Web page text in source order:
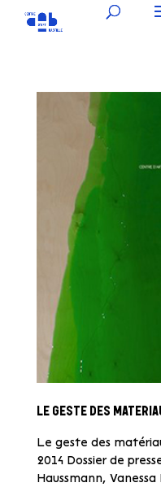
LE GESTE DES
Le geste des
2014 Dossier de
Haussmann, Vanessa